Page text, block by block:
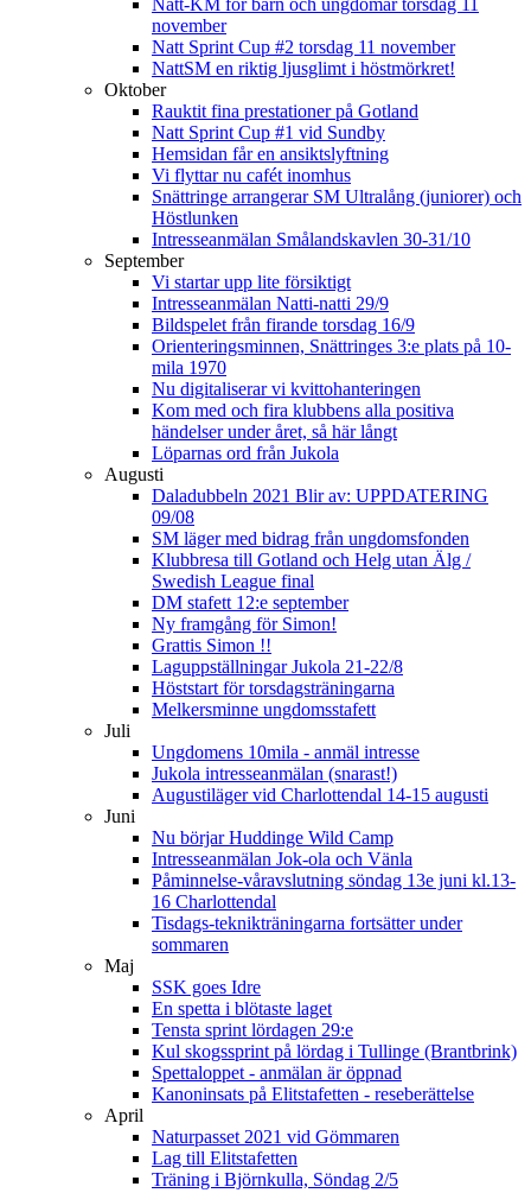
november
Natt Sprint Cup #2 torsdag 11 november
NattSM en riktig ljusglimt i höstmörkret!
Oktober
Rauktit fina prestationer på Gotland
Natt Sprint Cup #1 vid Sundby
Hemsidan får en ansiktslyftning
Vi flyttar nu cafét inomhus
Snättringe arrangerar SM Ultralång (juniorer) och
Höstlunken
Intresseanmälan Smålandskavlen 30-31/10
September
Vi startar upp lite försiktigt
Intresseanmälan Natti-natti 29/9
Bildspelet från firande torsdag 16/9
Orienteringsminnen, Snättringes 3:e plats på 10-
mila 1970
Nu digitaliserar vi kvittohanteringen
Kom med och fira klubbens alla positiva
händelser under året, så här långt
Löparnas ord från Jukola
Augusti
Daladubbeln 2021 Blir av: UPPDATERING
09/08
SM läger med bidrag från ungdomsfonden
Klubbresa till Gotland och Helg utan Älg /
Swedish League final
DM stafett 12:e september
Ny framgång för Simon!
Grattis Simon !!
Laguppställningar Jukola 21-22/8
Höststart för torsdagsträningarna
Melkersminne ungdomsstafett
Juli
Ungdomens 10mila - anmäl intresse
Jukola intresseanmälan (snarast!)
Augustiläger vid Charlottendal 14-15 augusti
Juni
Nu börjar Huddinge Wild Camp
Intresseanmälan Jok-ola och Vänla
Påminnelse-våravslutning söndag 13e juni kl.13-
16 Charlottendal
Tisdags-teknikträningarna fortsätter under
sommaren
Maj
SSK goes Idre
En spetta i blötaste laget
Tensta sprint lördagen 29:e
Kul skogssprint på lördag i Tullinge (Brantbrink)
Spettaloppet - anmälan är öppnad
Kanoninsats på Elitstafetten - reseberättelse
April
Naturpasset 2021 vid Gömmaren
Lag till Elitstafetten
Träning i Björnkulla, Söndag 2/5